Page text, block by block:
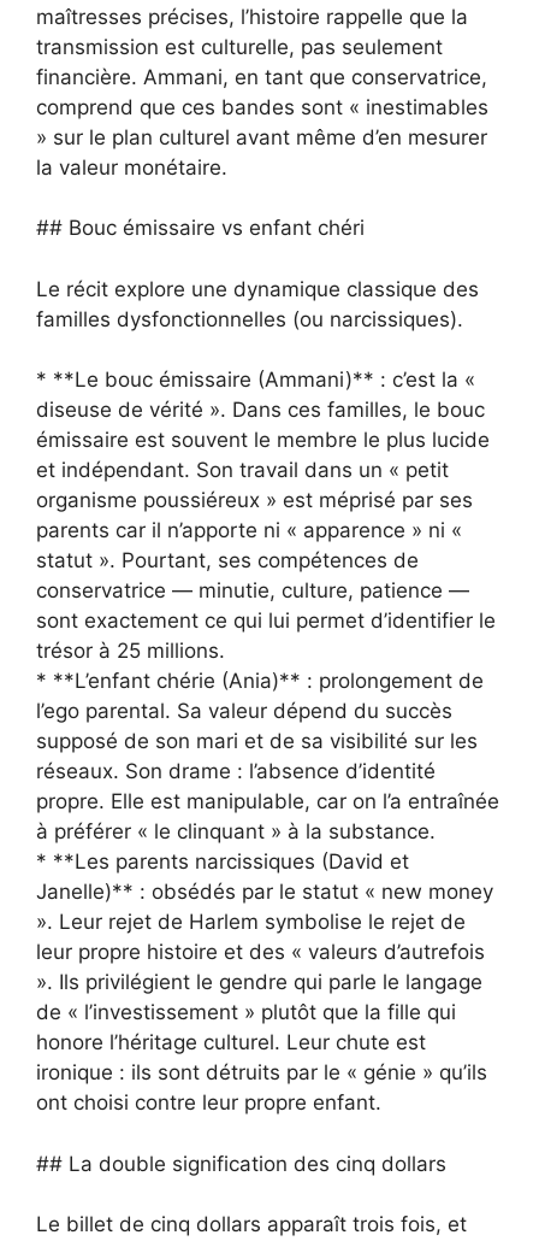
maîtresses précises, l’histoire rappelle que la
transmission est culturelle, pas seulement
financière. Ammani, en tant que conservatrice,
comprend que ces bandes sont « inestimables
» sur le plan culturel avant même d’en mesurer
la valeur monétaire.
## Bouc émissaire vs enfant chéri
Le récit explore une dynamique classique des
familles dysfonctionnelles (ou narcissiques).
* **Le bouc émissaire (Ammani)** : c’est la «
diseuse de vérité ». Dans ces familles, le bouc
émissaire est souvent le membre le plus lucide
et indépendant. Son travail dans un « petit
organisme poussiéreux » est méprisé par ses
parents car il n’apporte ni « apparence » ni «
statut ». Pourtant, ses compétences de
conservatrice — minutie, culture, patience —
sont exactement ce qui lui permet d’identifier le
trésor à 25 millions.
* **L’enfant chérie (Ania)** : prolongement de
l’ego parental. Sa valeur dépend du succès
supposé de son mari et de sa visibilité sur les
réseaux. Son drame : l’absence d’identité
propre. Elle est manipulable, car on l’a entraînée
à préférer « le clinquant » à la substance.
* **Les parents narcissiques (David et
Janelle)** : obsédés par le statut « new money
». Leur rejet de Harlem symbolise le rejet de
leur propre histoire et des « valeurs d’autrefois
». Ils privilégient le gendre qui parle le langage
de « l’investissement » plutôt que la fille qui
honore l’héritage culturel. Leur chute est
ironique : ils sont détruits par le « génie » qu’ils
ont choisi contre leur propre enfant.
## La double signification des cinq dollars
Le billet de cinq dollars apparaît trois fois, et